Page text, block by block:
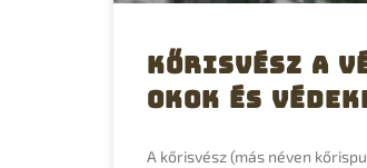
Kőrisvész a
okok és
A kőrisvész (más néven